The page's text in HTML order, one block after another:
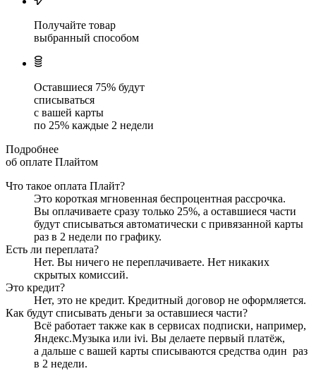
Получайте товар
выбранный способом
Оставшиеся 75% будут
списываться
с вашей карты
по 25% каждые 2 недели
Подробнее
об оплате Плайтом
Что такое оплата Плайт?
Это короткая мгновенная беспроцентная рассрочка.
Вы оплачиваете сразу только 25%, а оставшиеся части
будут списываться автоматически с привязанной карты
раз в 2 недели по графику.
Есть ли переплата?
Нет. Вы ничего не переплачиваете. Нет никаких
скрытых комиссий.
Это кредит?
Нет, это не кредит. Кредитный договор не оформляется.
Как будут списывать деньги за оставшиеся части?
Всё работает также как в сервисах подписки, например,
Яндекс.Музыка или ivi. Вы делаете первый платёж,
а дальше с вашей карты списываются средства один раз
в 2 недели.